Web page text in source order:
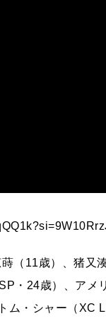
（11歳）、猪又
・24歳）、ア
ム・シャー（XC